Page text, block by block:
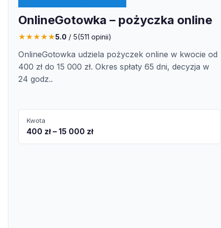
OnlineGotowka – pożyczka online
★★★★★5.0 / 5(511 opinii)
OnlineGotowka udziela pożyczek online w kwocie od
400 zł do 15 000 zł. Okres spłaty 65 dni, decyzja w
24 godz..
Kwota
400 zł – 15 000 zł